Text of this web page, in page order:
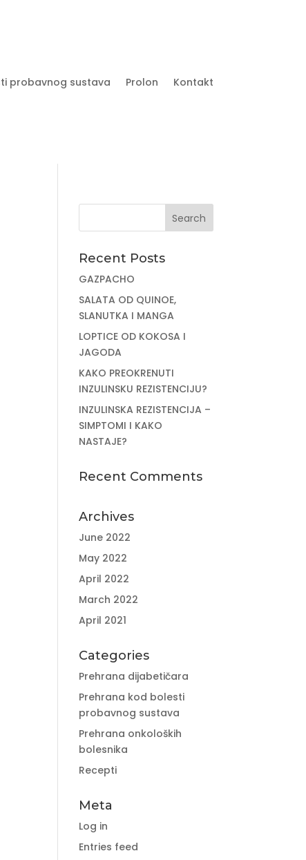
probavnog sustava Prolon Kontakt
Recent Posts
GAZPACHO
SALATA OD QUINOE,
SLANUTKA I MANGA
LOPTICE OD KOKOSA I
JAGODA
KAKO PREOKRENUTI
INZULINSKU REZISTENCIJU?
INZULINSKA REZISTENCIJA –
SIMPTOMI I KAKO
NASTAJE?
Recent Comments
Archives
June 2022
May 2022
April 2022
March 2022
April 2021
Categories
Prehrana dijabetičara
Prehrana kod bolesti
probavnog sustava
Prehrana onkoloških
bolesnika
Recepti
Meta
Log in
Entries feed